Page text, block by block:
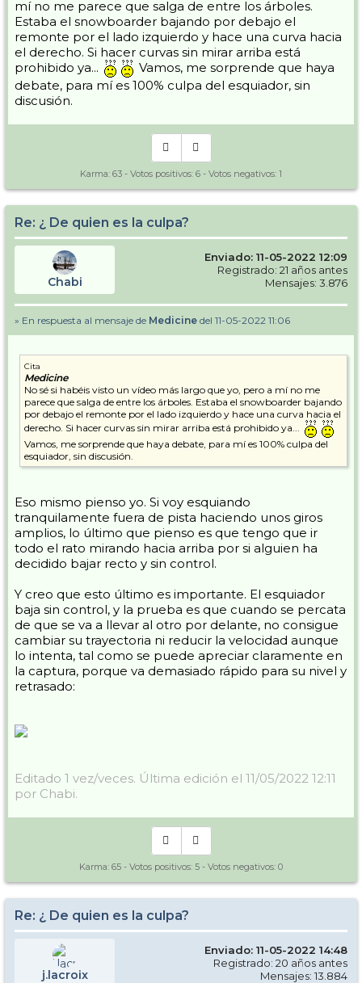
mí no me parece que salga de entre los árboles.
Estaba el snowboarder bajando por debajo el
remonte por el lado izquierdo y hace una curva hacia
el derecho. Si hacer curvas sin mirar arriba está
prohibido ya...
Vamos, me sorprende que haya
debate, para mí es 100% culpa del esquiador, sin
discusión.
Karma: 63 - Votos positivos: 6 - Votos negativos: 1
Re: ¿ De quien es la culpa?
Chabi
Enviado: 11-05-2022 12:09
Registrado: 21 años antes
Mensajes: 3.876
» En respuesta al mensaje de Medicine del 11-05-2022 11:06
Cita
Medicine
No sé si habéis visto un vídeo más largo que yo, pero a mí no me
parece que salga de entre los árboles. Estaba el snowboarder bajando
por debajo el remonte por el lado izquierdo y hace una curva hacia el
derecho. Si hacer curvas sin mirar arriba está prohibido ya...
Vamos, me sorprende que haya debate, para mí es 100% culpa del
esquiador, sin discusión.
Eso mismo pienso yo. Si voy esquiando
tranquilamente fuera de pista haciendo unos giros
amplios, lo último que pienso es que tengo que ir
todo el rato mirando hacia arriba por si alguien ha
decidido bajar recto y sin control.
Y creo que esto último es importante. El esquiador
baja sin control, y la prueba es que cuando se percata
de que se va a llevar al otro por delante, no consigue
cambiar su trayectoria ni reducir la velocidad aunque
lo intenta, tal como se puede apreciar claramente en
la captura, porque va demasiado rápido para su nivel y
retrasado:
Editado 1 vez/veces. Última edición el 11/05/2022 12:11
por Chabi.
Karma: 65 - Votos positivos: 5 - Votos negativos: 0
Re: ¿ De quien es la culpa?
j.lacroix
Enviado: 11-05-2022 14:48
Registrado: 20 años antes
Mensajes: 13.884